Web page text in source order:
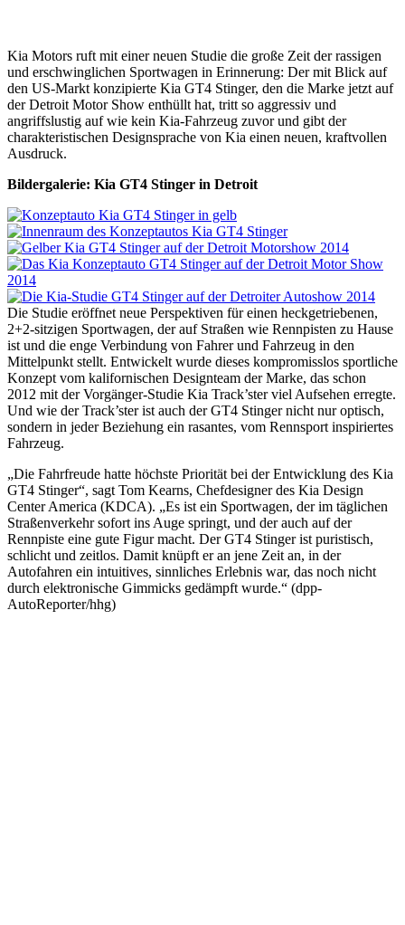
Kia Motors ruft mit einer neuen Studie die große Zeit der rassigen
und erschwinglichen Sportwagen in Erinnerung: Der mit Blick auf
den US-Markt konzipierte Kia GT4 Stinger, den die Marke jetzt auf
der Detroit Motor Show enthüllt hat, tritt so aggressiv und
angriffslustig auf wie kein Kia-Fahrzeug zuvor und gibt der
charakteristischen Designsprache von Kia einen neuen, kraftvollen
Ausdruck.
Bildergalerie: Kia GT4 Stinger in Detroit
Die Studie eröffnet neue Perspektiven für einen heckgetriebenen,
2+2-sitzigen Sportwagen, der auf Straßen wie Rennpisten zu Hause
ist und die enge Verbindung von Fahrer und Fahrzeug in den
Mittelpunkt stellt. Entwickelt wurde dieses kompromisslos sportliche
Konzept vom kalifornischen Designteam der Marke, das schon
2012 mit der Vorgänger-Studie Kia Track’ster viel Aufsehen erregte.
Und wie der Track’ster ist auch der GT4 Stinger nicht nur optisch,
sondern in jeder Beziehung ein rasantes, vom Rennsport inspiriertes
Fahrzeug.
„Die Fahrfreude hatte höchste Priorität bei der Entwicklung des Kia
GT4 Stinger“, sagt Tom Kearns, Chefdesigner des Kia Design
Center America (KDCA). „Es ist ein Sportwagen, der im täglichen
Straßenverkehr sofort ins Auge springt, und der auch auf der
Rennpiste eine gute Figur macht. Der GT4 Stinger ist puristisch,
schlicht und zeitlos. Damit knüpft er an jene Zeit an, in der
Autofahren ein intuitives, sinnliches Erlebnis war, das noch nicht
durch elektronische Gimmicks gedämpft wurde.“ (dpp-
AutoReporter/hhg)